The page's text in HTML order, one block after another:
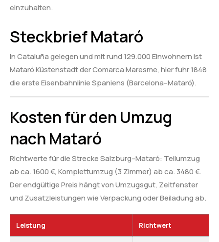
einzuhalten.
Steckbrief Mataró
In Cataluña gelegen und mit rund 129.000 Einwohnern ist
Mataró Küstenstadt der Comarca Maresme, hier fuhr 1848
die erste Eisenbahnlinie Spaniens (Barcelona–Mataró).
Kosten für den Umzug
nach Mataró
Richtwerte für die Strecke Salzburg–Mataró: Teilumzug
ab ca. 1600 €, Komplettumzug (3 Zimmer) ab ca. 3480 €.
Der endgültige Preis hängt von Umzugsgut, Zeitfenster
und Zusatzleistungen wie Verpackung oder Beiladung ab.
Leistung Richtwert